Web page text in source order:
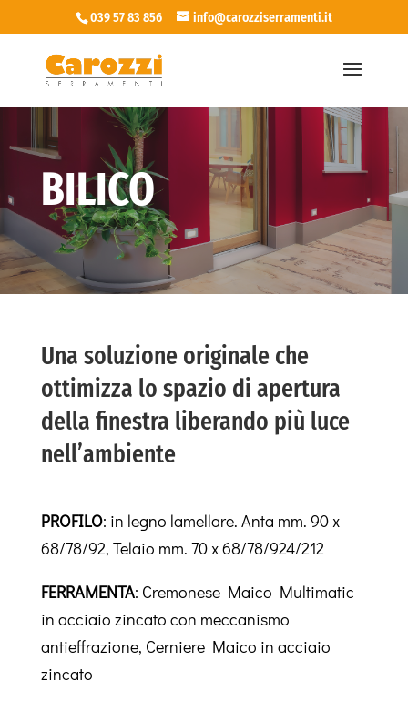
039 57 83 856 info@carozziserramenti.it
BILICO
Una soluzione originale che
ottimizza lo spazio di apertura
della finestra liberando più luce
nell’ambiente
PROFILO: in legno lamellare. Anta mm. 90 x
68/78/92, Telaio mm. 70 x 68/78/924/212
FERRAMENTA: Cremonese Maico Multimatic
in acciaio zincato con meccanismo
antieffrazione, Cerniere Maico in acciaio
zincato